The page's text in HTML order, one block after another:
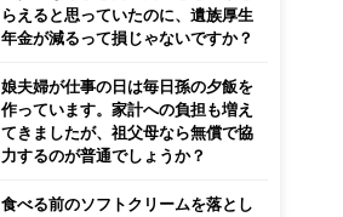
らえると思っていたのに、遺族厚生
年金が減るって損じゃないですか？
娘夫婦が仕事の日は毎日孫の夕飯を
作っています。家計への負担も増え
てきましたが、祖父母なら無償で協
力するのが普通でしょうか？
食べる前のソフトクリームを落とし